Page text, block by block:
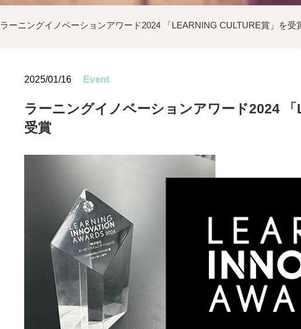
ラーニングイノベーションアワード2024 「LEARNING CULTURE賞」を受
2025/01/16 Event
ラーニングイノベーションアワード2024
受賞